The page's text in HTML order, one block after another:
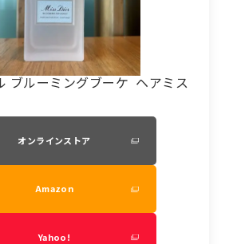
ブルーミングブーケ ヘアミス
オンラインストア
Amazon
Yahoo!